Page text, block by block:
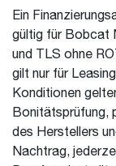
Ein
gültig für Bobcat
und TLS ohne
gilt nur für
Konditionen
Bonitätsprüfung,
des Herstellers
Nachtrag,